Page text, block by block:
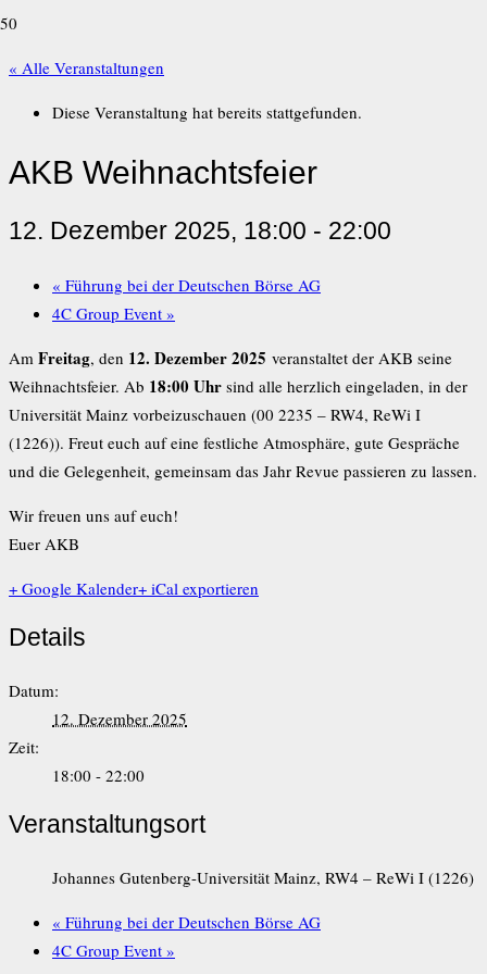
« Alle Veranstaltungen
Diese Veranstaltung hat bereits stattgefunden.
AKB Weihnachtsfeier
12. Dezember 2025, 18:00 - 22:00
« Führung bei der Deutschen Börse AG
4C Group Event »
Am Freitag, den 12. Dezember 2025 veranstaltet der AKB seine
Weihnachtsfeier. Ab 18:00 Uhr sind alle herzlich eingeladen, in der
Universität Mainz vorbeizuschauen (00 2235 – RW4, ReWi I
(1226)). Freut euch auf eine festliche Atmosphäre, gute Gespräche
und die Gelegenheit, gemeinsam das Jahr Revue passieren zu lassen.
Wir freuen uns auf euch!
Euer AKB
+ Google Kalender+ iCal exportieren
Details
Datum:
12. Dezember 2025
Zeit:
18:00 - 22:00
Veranstaltungsort
Johannes Gutenberg-Universität Mainz, RW4 – ReWi I (1226)
« Führung bei der Deutschen Börse AG
4C Group Event »